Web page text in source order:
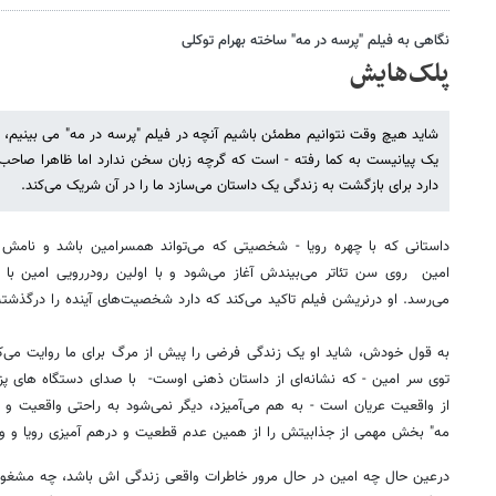
نگاهی به فیلم "پرسه در مه" ساخته بهرام توکلی
پلک‌هایش
شاید هیچ وقت نتوانیم مطمئن باشیم آنچه در فیلم "پرسه در مه" می
یک پیانیست به کما رفته - است که گرچه زبان سخن ندارد اما ظاهرا
دارد برای بازگشت به زندگی یک داستان می‌سازد ما را در آن شریک می‌کند.
داستانی که با چهره رویا - شخصیتی که می‌تواند همسرامین باشد و
امین روی سن تئاتر می‌بیندش آغاز می‌شود و با اولین رودررویی امین
می‌رسد. او درنریشن فیلم تاکید می‌کند که دارد شخصیت‌های آینده را
به قول خودش، شاید او یک زندگی فرضی را پیش از مرگ برای ما روایت
توی سر امین - که نشانه‌ای از داستان ذهنی اوست- با صدای دستگاه های
از واقعیت عریان است - به هم می‌آمیزد، دیگر نمی‌شود به راحتی واقعیت و
مه" بخش مهمی از جذابیتش را از همین عدم قطعیت و درهم آمیزی رویا و
درعین حال چه امین در حال مرور خاطرات واقعی زندگی اش باشد، چه